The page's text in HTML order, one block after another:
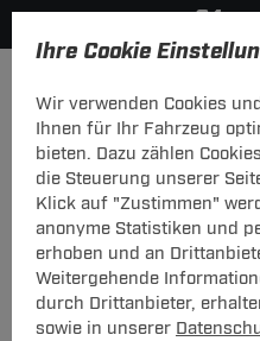
Ihre Cookie
Wir verwenden Cookies
Ihnen für Ihr Fahrzeug
bieten. Dazu zählen
die Steuerung unserer
Klick auf "Zustimmen"
anonyme Statistiken und
erhoben und an
Weitergehende
durch Drittanbieter,
sowie in unserer
Hier geht's zur
Elektrosatz 7-pol.
Rover Defender
Universeller 7-